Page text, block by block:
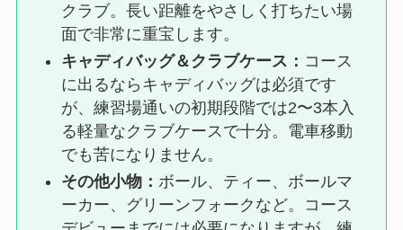
クラブ。長い距離をやさしく打ちたい場
面で非常に重宝します。
キャディバッグ＆クラブケース： コース
に出るならキャディバッグは必須です
が、練習場通いの初期段階では2〜3本入
る軽量なクラブケースで十分。電車移動
でも苦になりません。
その他小物： ボール、ティー、ボールマ
ーカー、グリーンフォークなど。コース